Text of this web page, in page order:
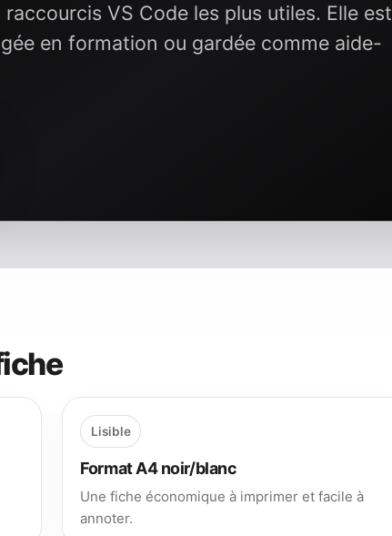
VS Code les plus utiles. Elle est
en formation ou gardée comme aide-
Lisible
Format A4 noir/blanc
Une fiche économique à imprimer et facile à
annoter.